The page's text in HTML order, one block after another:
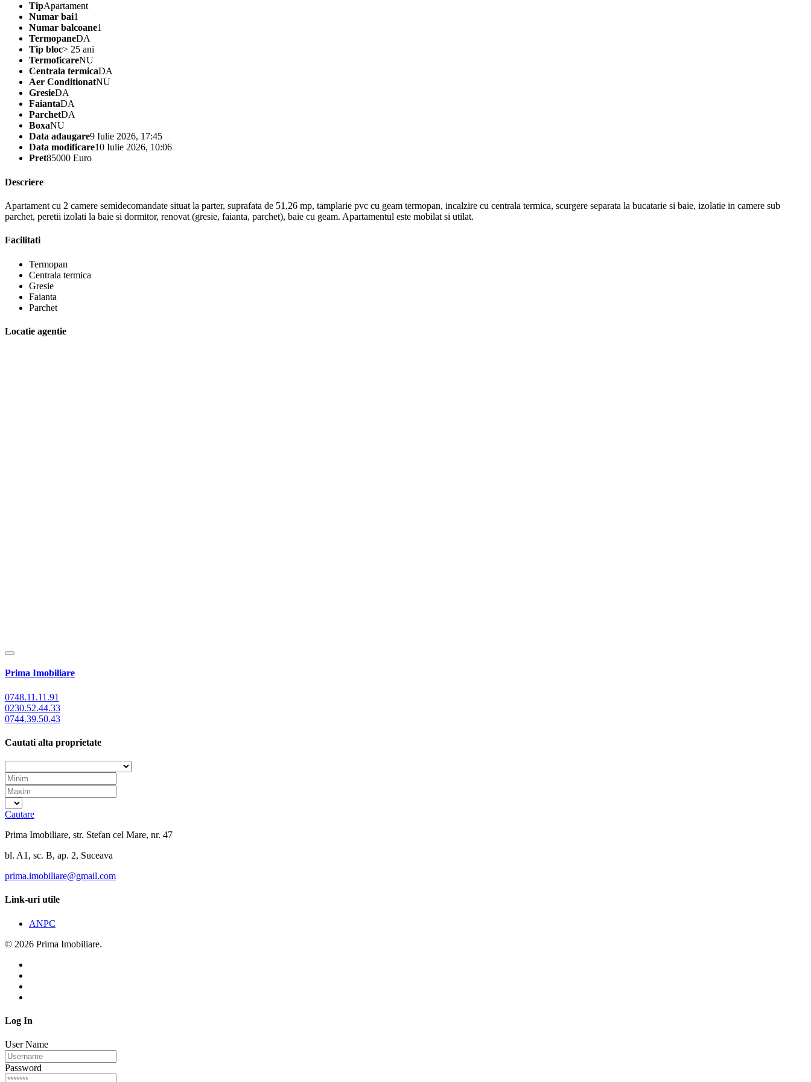
TipApartament
Numar bai1
Numar balcoane1
TermopaneDA
Tip bloc> 25 ani
TermoficareNU
Centrala termicaDA
Aer ConditionatNU
GresieDA
FaiantaDA
ParchetDA
BoxaNU
Data adaugare9 Iulie 2026, 17:45
Data modificare10 Iulie 2026, 10:06
Pret85000 Euro
Descriere
Apartament cu 2 camere semidecomandate situat la parter, suprafata de 51,26 mp, tamplarie pvc cu geam termopan, incalzire cu centrala termica, scurgere separata la bucatarie si baie, izolatie in camere sub
parchet, peretii izolati la baie si dormitor, renovat (gresie, faianta, parchet), baie cu geam. Apartamentul este mobilat si utilat.
Facilitati
Termopan
Centrala termica
Gresie
Faianta
Parchet
Locatie agentie
Prima Imobiliare
0748.11.11.91
0230.52.44.33
0744.39.50.43
Cautati alta proprietate
Cautare
Prima Imobiliare, str. Stefan cel Mare, nr. 47
bl. A1, sc. B, ap. 2, Suceava
prima.imobiliare@gmail.com
Link-uri utile
ANPC
© 2026 Prima Imobiliare.
Log In
User Name
Password